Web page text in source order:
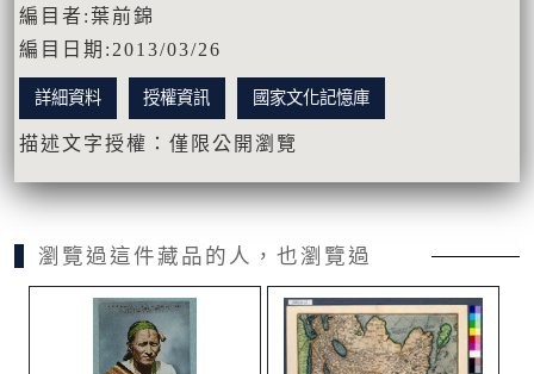
編目者:葉前錦
編目日期:2013/03/26
詳細資料 授權資訊 國家文化記憶庫
描述文字授權：僅限公開瀏覽
瀏覽過這件藏品的人，也瀏覽過